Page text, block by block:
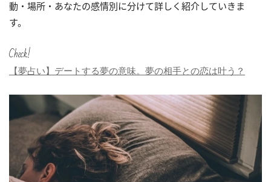
動・場所・あなたの感情別に分けて詳しく紹介していきま
す。
Check!
【夢占い】デートする夢の意味。夢の相手との恋は叶う？